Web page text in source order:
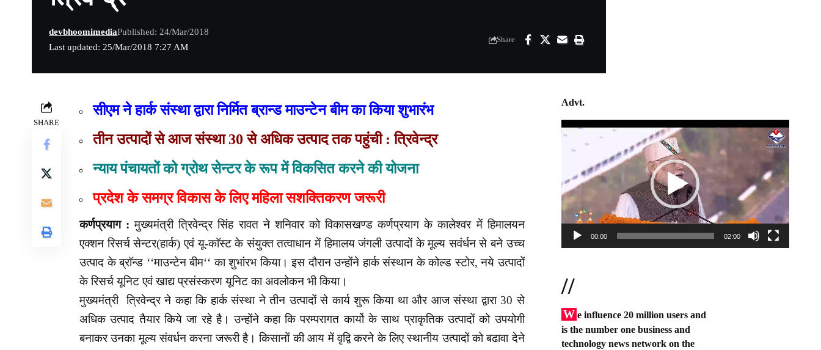
Last updated: 25/Mar/2018 7:27 AM
devbhoomimediaPublished: 24/Mar/2018
Share
SHARE
सीएम ने हार्क संस्था द्वारा निर्मित ब्रान्ड माउन्टेन बीम का किया शुभारंभ
तीन उत्पादों से आज संस्था 30 से अधिक उत्पाद तक पहुंची : त्रिवेन्द्र
न्याय पंचायतों को ग्रोथ सेन्टर के रूप में विकसित करने की योजना
प्रदेश के समग्र विकास के लिए महिला सशक्तिकरण जरूरी
कर्णप्रयाग : मुख्यमंत्री त्रिवेन्द्र सिंह रावत ने शनिवार को विकासखण्ड कर्णप्रयाग के कालेश्वर में हिमालयन
एक्शन रिसर्च सेन्टर(हार्क) एवं यू-काॅस्ट के संयुक्त तत्वाधान में हिमालय जंगली उत्पादों के मूल्य सवंर्धन से बने उच्च
उत्पाद के ब्राॅन्ड ‘‘माउन्टेन बीम‘‘ का शुभांरभ किया। इस दौरान उन्होंने हार्क संस्थान के कोल्ड स्टोर, नये उत्पादों
के रिसर्च यूनिट एवं खाद्य प्रसंस्करण यूनिट का अवलोकन भी किया।
मुख्यमंत्री त्रिवेन्द्र ने कहा कि हार्क संस्था ने तीन उत्पादों से कार्य शुरू किया था और आज संस्था द्वारा 30 से
अधिक उत्पाद तैयार किये जा रहे है। उन्होंने कहा कि परम्परागत कार्यो के साथ प्राकृतिक उत्पादों को उपयोगी
बनाकर उनका मूल्य संवर्धन करना जरूरी है। किसानों की आय में वृद्वि करने के लिए स्थानीय उत्पादों को बढावा देने
Advt.
Video
00:00 02:00
//
W e influence 20 million users and
is the number one business and
technology news network on the